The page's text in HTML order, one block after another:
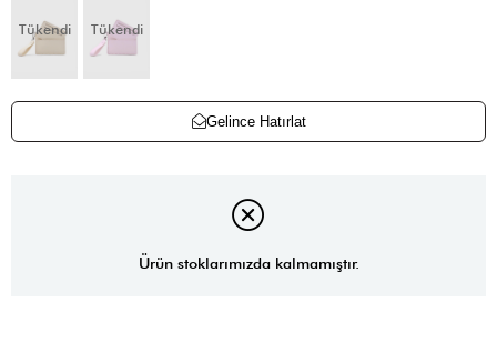
Tükendi Tükendi
Gelince Hatırlat
Ürün stoklarımızda kalmamıştır.